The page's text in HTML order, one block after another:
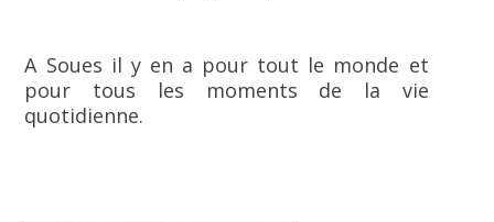
A Soues il y en a pour tout le monde et
pour tous les moments de la vie
quotidienne.